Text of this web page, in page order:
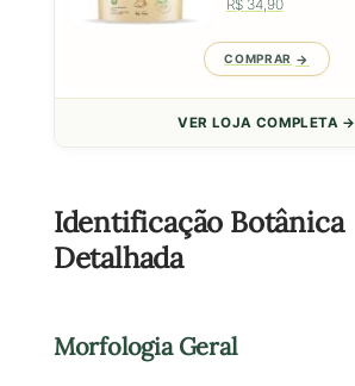
R$ 34,90
COMPRAR
VER LOJA COMPLETA →
Identificação Botânica
Detalhada
Morfologia Geral